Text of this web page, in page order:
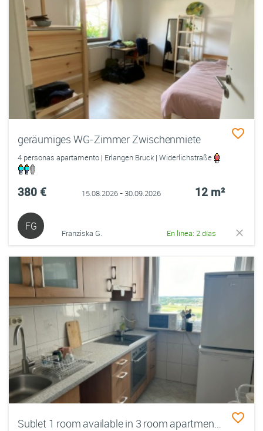
geräumiges WG-Zimmer Zwischenmiete
4 personas apartamento | Erlangen Bruck | Widerlichstraße
380 € 15.08.2026 - 30.09.2026 12 m²
FG
Franziska G. En línea: 2 días
Sublet 1 room available in 3 room apartment (No city registration possible)